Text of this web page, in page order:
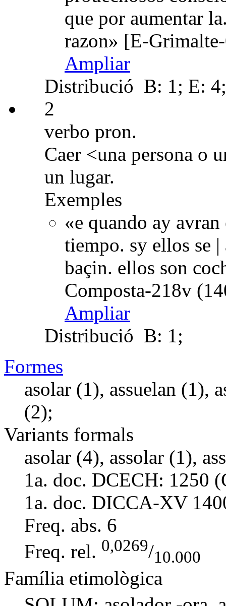
que por aumentar
razon» [E-
Ampliar
Distribució B: 1; E: 4;
2
verbo pron.
Caer <una persona o
un lugar.
Exemples
«e quando ay
tiempo. sy ellos se
baçin. ellos son
Composta-218v
Ampliar
Distribució B: 1;
Formes
asolar (1), assuelan (1),
(2);
Variants formals
asolar (4), assolar (1),
1a. doc. DCECH: 1250
1a. doc. DICCA-XV
Freq. abs. 6
Freq. rel. 0,0269/10.000
Família etimològica